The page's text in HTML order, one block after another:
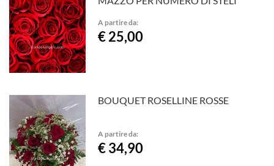
A partire da:
€ 25,00
BOUQUET ROSELLINE ROSSE
A partire da:
€ 34,90